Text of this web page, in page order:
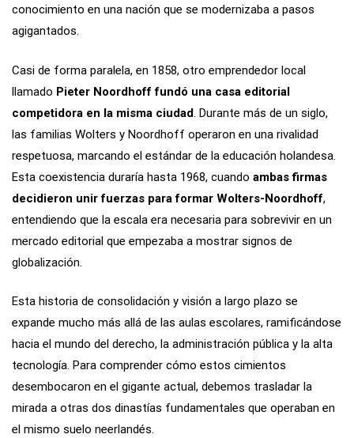
conocimiento en una nación que se modernizaba a pasos
agigantados.
Casi de forma paralela, en 1858, otro emprendedor local
llamado Pieter Noordhoff fundó una casa editorial
competidora en la misma ciudad . Durante más de un siglo,
las familias Wolters y Noordhoff operaron en una rivalidad
respetuosa, marcando el estándar de la educación holandesa.
Esta coexistencia duraría hasta 1968, cuando ambas firmas
decidieron unir fuerzas para formar Wolters-Noordhoff,
entendiendo que la escala era necesaria para sobrevivir en un
mercado editorial que empezaba a mostrar signos de
globalización.
Esta historia de consolidación y visión a largo plazo se
expande mucho más allá de las aulas escolares, ramificándose
hacia el mundo del derecho, la administración pública y la alta
tecnología. Para comprender cómo estos cimientos
desembocaron en el gigante actual, debemos trasladar la
mirada a otras dos dinastías fundamentales que operaban en
el mismo suelo neerlandés.